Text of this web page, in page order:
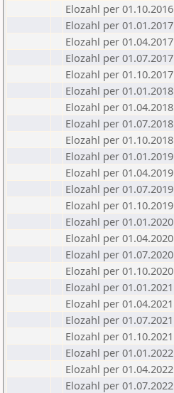
Elozahl per 01.10.2016
Elozahl per 01.01.2017
Elozahl per 01.04.2017
Elozahl per 01.07.2017
Elozahl per 01.10.2017
Elozahl per 01.01.2018
Elozahl per 01.04.2018
Elozahl per 01.07.2018
Elozahl per 01.10.2018
Elozahl per 01.01.2019
Elozahl per 01.04.2019
Elozahl per 01.07.2019
Elozahl per 01.10.2019
Elozahl per 01.01.2020
Elozahl per 01.04.2020
Elozahl per 01.07.2020
Elozahl per 01.10.2020
Elozahl per 01.01.2021
Elozahl per 01.04.2021
Elozahl per 01.07.2021
Elozahl per 01.10.2021
Elozahl per 01.01.2022
Elozahl per 01.04.2022
Elozahl per 01.07.2022